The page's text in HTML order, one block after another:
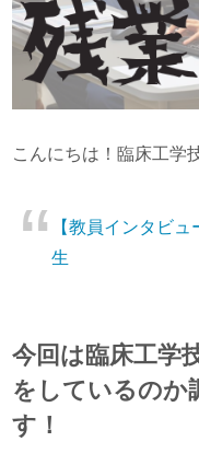
こんにちは！臨床工学
【教員インタビ
生
今回は臨床工学
をしているのか
す！